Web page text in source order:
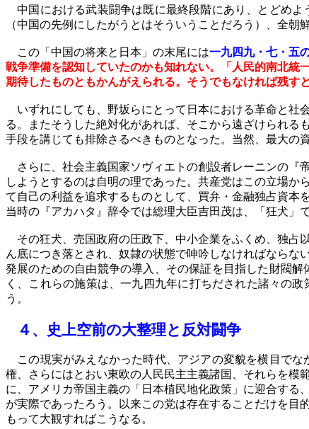
中国における武装闘争は既に最終段階にあり、とどめよ
（中国の先例にしたがうとはそういうことだろう）、全
この「中国の将来と日本」の末尾には一九四九・七・五
戦争準備を認知していたのかも知れない。「人民的南北
期待したものともかんがえられる。そうでもなければ残す
いずれにしても、野坂らにとって日本における革命と社
る。またそうした絶対化があれば、そこから遠ざけられ
手段を講じても排除さるべきものとなった。当然、最大の
さらに、社会主義国家ソヴィエトの創設者レーニンの『
しようとするのは自明の理であった。共産党はこの立場
て自己の利益を追求するものとして、買弁・金融独占資本
当時の『アカハタ』辞令では総理大臣吉田茂は、「狂犬」
その狂犬、売国政府の圧政下、中小企業をふくめ、独占
ん底につき落とされ、奴隷の状態で呻吟しなければなら
発展のための自由競争の導入、その保証を目指した財閥
く、これらの施策は、一九四九年に打ちだされた諸々の
う。
４、 史上空前の大整理と反対闘争
この現実がみえなかった時代、アジアの変貌を横目でな
権、さらにはとおい東欧の人民民主主義諸国、それらを模
に、アメリカ帝国主義の「日本植民地化政策」に迎合す
が実際であったろう。以来この党は存在することだけを
もって大観すればこうなる。